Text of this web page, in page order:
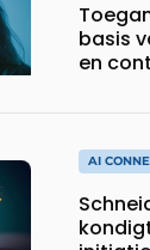
basis
en
AI